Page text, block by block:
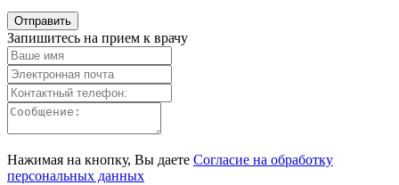
Запишитесь на прием к врачу
Нажимая на кнопку, Вы даете Согласие на обработку
персональных данных